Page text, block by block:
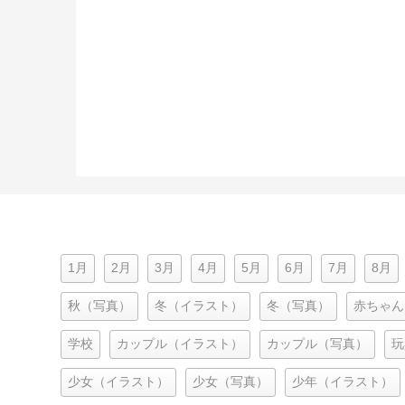
1月 2月 3月 4月 5月 6月 7月 8月
秋（写真） 冬（イラスト） 冬（写真） 赤ちゃん
学校 カップル（イラスト） カップル（写真）
少女（イラスト） 少女（写真） 少年（イラスト）